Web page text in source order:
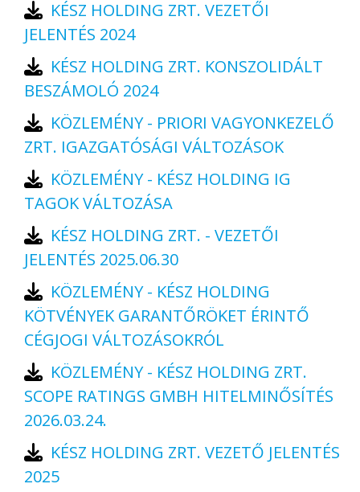
KÉSZ HOLDING ZRT. VEZETŐI
JELENTÉS 2024
KÉSZ HOLDING ZRT. KONSZOLIDÁLT
BESZÁMOLÓ 2024
KÖZLEMÉNY - PRIORI VAGYONKEZELŐ
ZRT. IGAZGATÓSÁGI VÁLTOZÁSOK
KÖZLEMÉNY - KÉSZ HOLDING IG
TAGOK VÁLTOZÁSA
KÉSZ HOLDING ZRT. - VEZETŐI
JELENTÉS 2025.06.30
KÖZLEMÉNY - KÉSZ HOLDING
KÖTVÉNYEK GARANTŐRÖKET ÉRINTŐ
CÉGJOGI VÁLTOZÁSOKRÓL
KÖZLEMÉNY - KÉSZ HOLDING ZRT.
SCOPE RATINGS GMBH HITELMINŐSÍTÉS
2026.03.24.
KÉSZ HOLDING ZRT. VEZETŐ JELENTÉS
2025